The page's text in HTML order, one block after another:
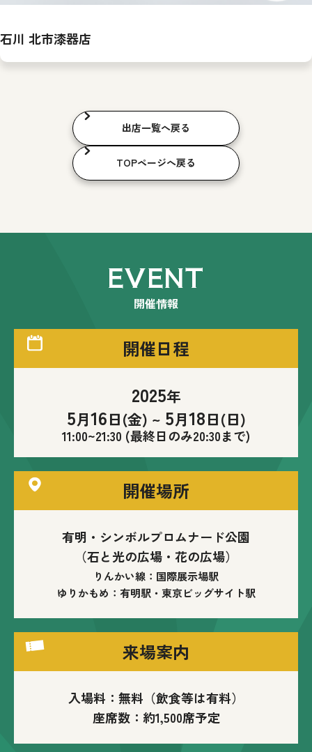
石川 北市漆器店
出店一覧へ戻る
TOPページへ戻る
EVENT
開催情報
開催日程
2025年
5月16日(金) ~ 5月18日(日)
11:00~21:30 (最終日のみ20:30まで)
開催場所
有明・シンボルプロムナード公園
（石と光の広場・花の広場）
りんかい線：国際展示場駅
ゆりかもめ：有明駅・東京ビッグサイト駅
来場案内
入場料：無料（飲食等は有料）
座席数：約1,500席予定